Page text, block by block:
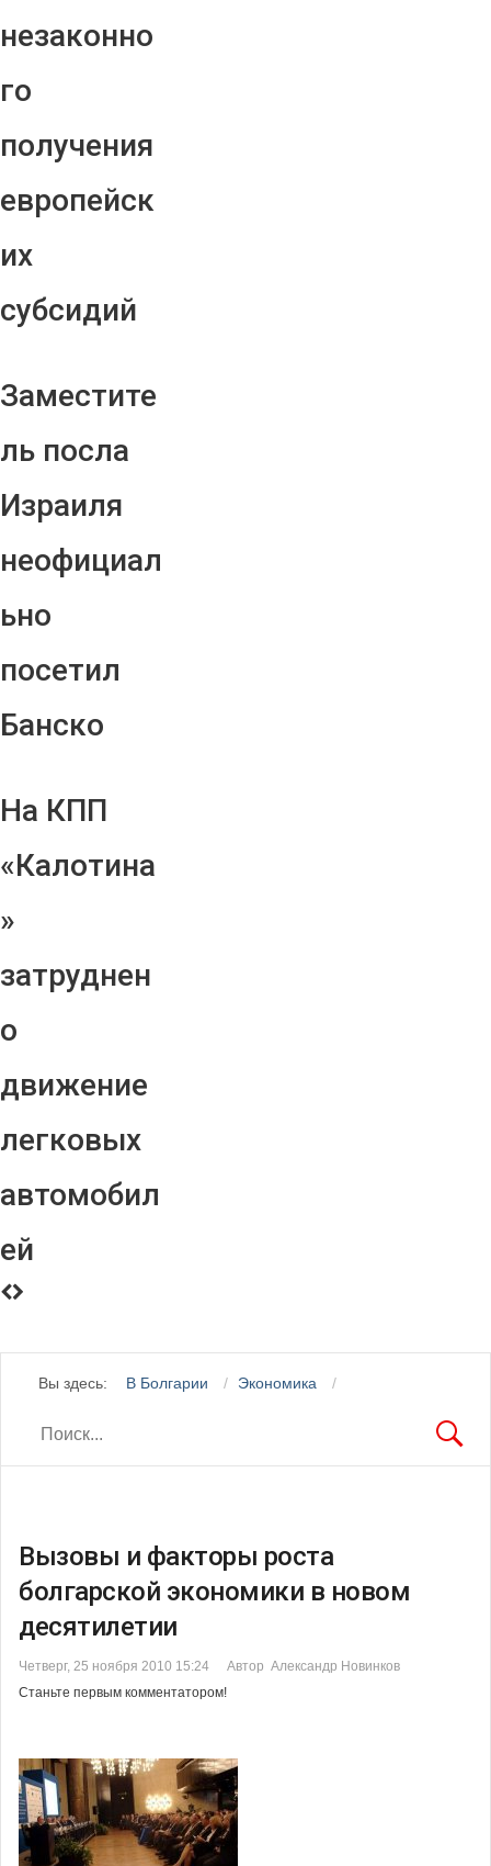
незаконно
го
получения
европейск
их
субсидий
Заместите
ль посла
Израиля
неофициал
ьно
посетил
Банско
На КПП
«Калотина
»
затруднен
о
движение
легковых
автомобил
ей
Вы здесь: В Болгарии Экономика
Вызовы и факторы роста
болгарской экономики в новом
десятилетии
Четверг, 25 ноября 2010 15:24
Автор Александр Новинков
Станьте первым комментатором!